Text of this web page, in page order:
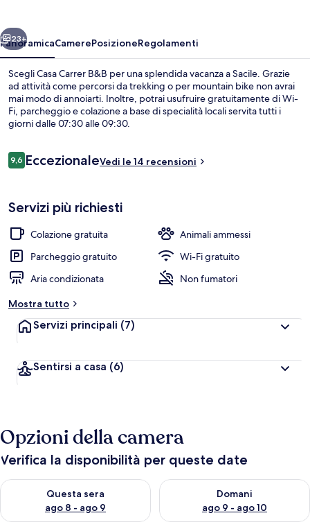
Avanti
23+
PanoramicaCamerePosizioneRegolamenti
Scegli Casa Carrer B&B per una splendida vacanza a Sacile. Grazie
ad attività come percorsi da trekking o per mountain bike non avrai
mai modo di annoiarti. Inoltre, potrai usufruire gratuitamente di Wi-
Fi, parcheggio e colazione a base di specialità locali servita tutti i
giorni dalle 07:30 alle 09:30.
Recensioni
9,69,6 su 10
EccezionaleVedi le 14 recensioni
Servizi più richiesti
Colazione gratuita
Animali ammessi
Parcheggio gratuito
Wi-Fi gratuito
Aria condizionata
Non fumatori
Mostra tutto
Servizi principali (7)
Sentirsi a casa (6)
Opzioni della camera
Verifica la disponibilità per queste date
Questa sera
ago 8 - ago 9
Verifica la disponibilità per questa sera, ago 8 - ago 9
Domani
ago 9 - ago 10
Verifica la disponibilità per